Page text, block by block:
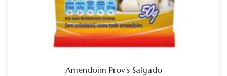
Amendoim Prov’s Salgado